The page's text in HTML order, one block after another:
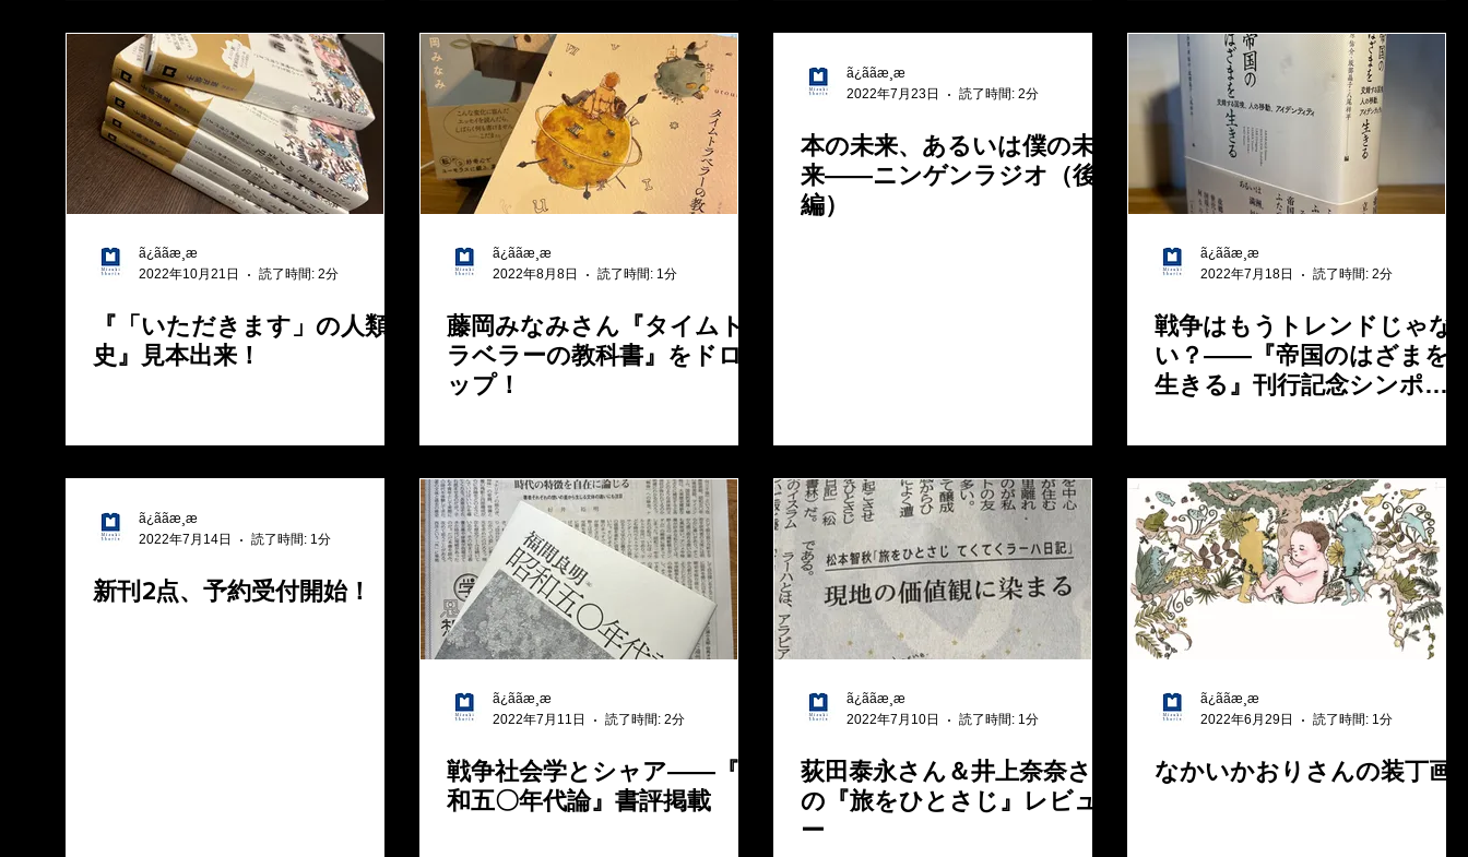
ã¿ããæ¸æ
2022年10月21日
読了時間: 2分
『「いただきます」の人類
史』見本出来！
ã¿ããæ¸æ
2022年8月8日
読了時間: 1分
藤岡みなみさん『タイムト
ラベラーの教科書』をドロ
ップ！
ã¿ããæ¸æ
2022年7月23日
読了時間: 2分
本の未来、あるいは僕の未
来――ニンゲンラジオ（後
編）
ã¿ããæ¸æ
2022年7月18日
読了時間: 2分
戦争はもうトレンドじゃな
い？――『帝国のはざまを
⽣きる』刊行記念シンポ開
ã¿ããæ¸æ
2022年7月14日
読了時間: 1分
新刊2点、予約受付開始！
ã¿ããæ¸æ
2022年7月11日
読了時間: 2分
戦争社会学とシャア――『昭
和五〇年代論』書評掲載
ã¿ããæ¸æ
2022年7月10日
読了時間: 1分
荻田泰永さん＆井上奈奈さん
の『旅をひとさじ』レビュ
ー
ã¿ããæ¸æ
2022年6月29日
読了時間: 1分
なかいかおりさんの装丁画